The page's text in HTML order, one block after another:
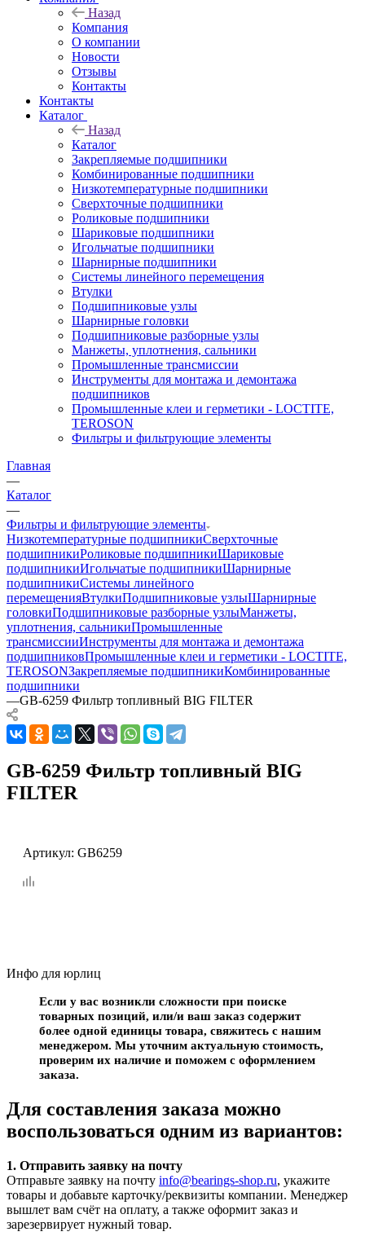
Назад
Компания
О компании
Новости
Отзывы
Контакты
Контакты
Каталог
Назад
Каталог
Закрепляемые подшипники
Комбинированные подшипники
Низкотемпературные подшипники
Сверхточные подшипники
Роликовые подшипники
Шариковые подшипники
Игольчатые подшипники
Шарнирные подшипники
Системы линейного перемещения
Втулки
Подшипниковые узлы
Шарнирные головки
Подшипниковые разборные узлы
Манжеты, уплотнения, сальники
Промышленные трансмиссии
Инструменты для монтажа и демонтажа
подшипников
Промышленные клеи и герметики - LOCTITE,
TEROSON
Фильтры и фильтрующие элементы
Главная
—
Каталог
—
Фильтры и фильтрующие элементы
Низкотемпературные подшипникиСверхточные
подшипникиРоликовые подшипникиШариковые
подшипникиИгольчатые подшипникиШарнирные
подшипникиСистемы линейного
перемещенияВтулкиПодшипниковые узлыШарнирные
головкиПодшипниковые разборные узлыМанжеты,
уплотнения, сальникиПромышленные
трансмиссииИнструменты для монтажа и демонтажа
подшипниковПромышленные клеи и герметики - LOCTITE,
TEROSONЗакрепляемые подшипникиКомбинированные
подшипники
—GB-6259 Фильтр топливный BIG FILTER
GB-6259 Фильтр топливный BIG
FILTER
Артикул: GB6259
Инфо для юрлиц
Если у вас возникли сложности при поиске
товарных позиций, или/и ваш заказ содержит
более одной единицы товара, свяжитесь с нашим
менеджером. Мы уточним актуальную стоимость,
проверим их наличие и поможем с оформлением
заказа.
Для составления заказа можно
воспользоваться одним из вариантов:
1. Отправить заявку на почту
Отправьте заявку на почту info@bearings-shop.ru, укажите
товары и добавьте карточку/реквизиты компании. Менеджер
вышлет вам счёт на оплату, а также оформит заказ и
зарезервирует нужный товар.